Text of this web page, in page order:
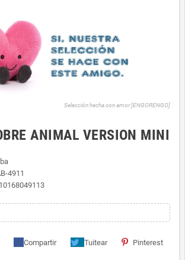
Selección hecha con amor [ENGORENGO]
ANIMAL VERSION MINI
4911
Compartir Tuitear Pinterest